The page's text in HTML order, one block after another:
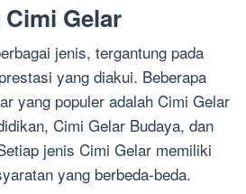
Gelar
jenis, tergantung pada
yang diakui. Beberapa
yang populer adalah Cimi Gelar
Cimi Gelar Budaya, dan
jenis Cimi Gelar memiliki
yang berbeda-beda.